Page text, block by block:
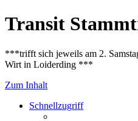
Transit
***trifft sich jeweils am 2.
Wirt in Loiderding ***
Zum Inhalt
Schnellzugriff